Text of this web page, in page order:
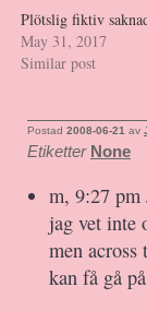
Plötslig fiktiv
May 31, 2017
Similar post
Postad 2008-06-21 av
Etiketter None
m, 9:27 pm
jag vet inte
men
kan få gå